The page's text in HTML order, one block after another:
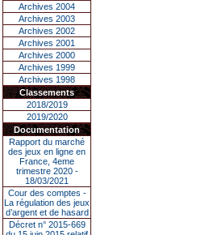
Archives 2004
Archives 2003
Archives 2002
Archives 2001
Archives 2000
Archives 1999
Archives 1998
Classements
2018/2019
2019/2020
Documentation
Rapport du marché
des jeux en ligne en
France, 4eme
trimestre 2020 -
18/03/2021
Cour des comptes -
La régulation des jeux
d’argent et de hasard
Décret n° 2015-669